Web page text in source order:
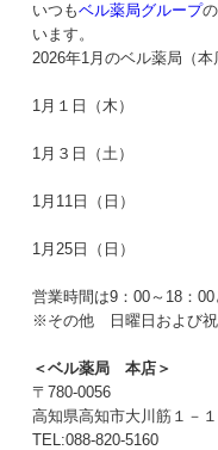
いつもベル薬局グループ
います。
2026年1月のベル薬局（
1月１日（木）
1月３日（土）
1月11日（日）
1月25日（日）
営業時間は9：00～18：00
※その他 日曜日および祝
＜ベル薬局 本店＞
〒780-0056
高知県高知市大川筋１－
TEL:088-820-5160